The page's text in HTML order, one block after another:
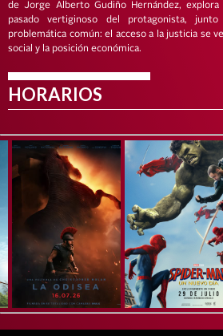
de Jorge Alberto Gudiño Hernández,
pasado vertiginoso del protagonista,
problemática común: el acceso a la justicia se
social y la posición económica.
HORARIOS